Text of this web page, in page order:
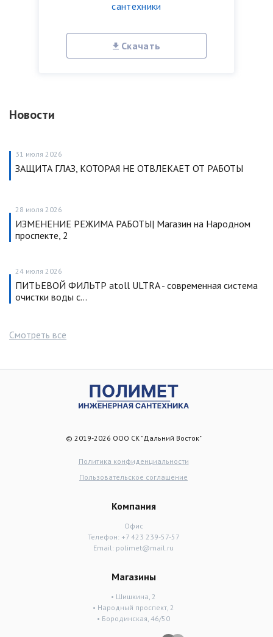
сантехники
Скачать
Новости
31 июля 2026
ЗАЩИТА ГЛАЗ, КОТОРАЯ НЕ ОТВЛЕКАЕТ ОТ РАБОТЫ
28 июля 2026
ИЗМЕНЕНИЕ РЕЖИМА РАБОТЫ| Магазин на Народном
проспекте, 2
24 июля 2026
ПИТЬЕВОЙ ФИЛЬТР atoll ULTRA - современная система
очистки воды с…
Смотреть все
© 2019-2026 ООО СК "Дальний Восток"
Политика конфиденциальности
Пользовательское соглашение
Компания
Офис
Телефон: +7 423 239-57-57
Email: polimet@mail.ru
Магазины
• Шишкина, 2
• Народный проспект, 2
• Бородинская, 46/50